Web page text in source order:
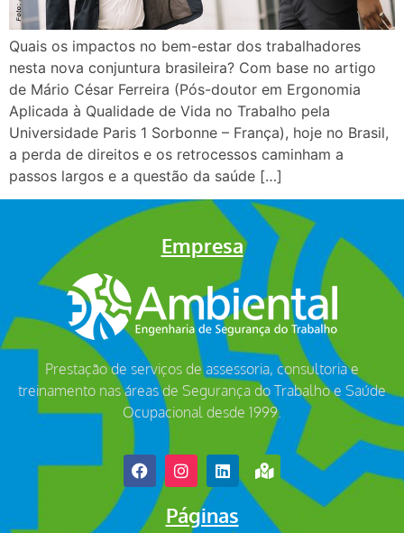
Quais os impactos no bem-estar dos trabalhadores
nesta nova conjuntura brasileira? Com base no artigo
de Mário César Ferreira (Pós-doutor em Ergonomia
Aplicada à Qualidade de Vida no Trabalho pela
Universidade Paris 1 Sorbonne – França), hoje no Brasil,
a perda de direitos e os retrocessos caminham a
passos largos e a questão da saúde […]
Empresa
Prestação de serviços de assessoria, consultoria e
treinamento nas áreas de Segurança do Trabalho e Saúde
Ocupacional desde 1999.
Páginas